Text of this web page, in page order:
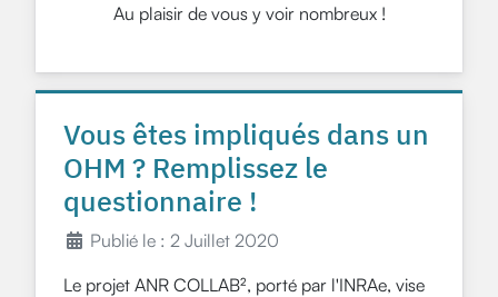
Au plaisir de vous y voir nombreux !
Vous êtes impliqués dans un
OHM ? Remplissez le
questionnaire !
Publié le : 2 Juillet 2020
Le projet ANR COLLAB², porté par l'INRAe, vise